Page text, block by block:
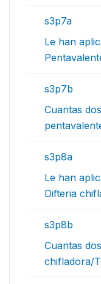
s3p7a
Le han
s3p7b
Cuantas
s3p8a
Le han
Difteria
s3p8b
Cuantas
chifladora/